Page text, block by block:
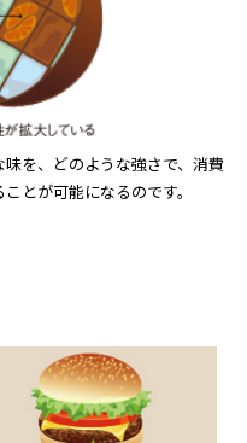
を、どのような強さで、消費
とが可能になるのです。